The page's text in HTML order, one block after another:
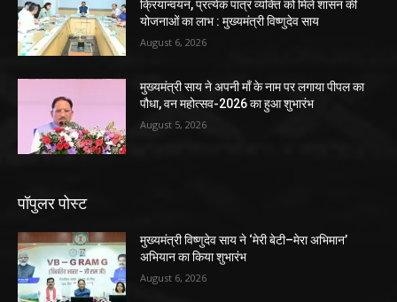
क्रियान्वयन, प्रत्येक पात्र व्यक्ति को मिले शासन की
योजनाओं का लाभ : मुख्यमंत्री विष्णुदेव साय
August 6, 2026
मुख्यमंत्री साय ने अपनी माँ के नाम पर लगाया पीपल का
पौधा, वन महोत्सव-2026 का हुआ शुभारंभ
August 5, 2026
पॉपुलर पोस्ट
मुख्यमंत्री विष्णुदेव साय ने ‘मेरी बेटी–मेरा अभिमान’
अभियान का किया शुभारंभ
August 6, 2026